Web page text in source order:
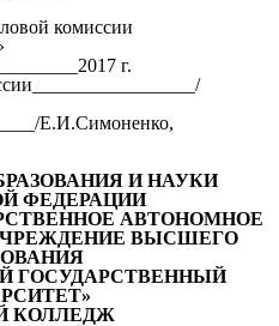
комиссии
г.
Е.И.Симоненко,
И НАУКИ
ФЕДЕРАЦИИ
АВТОНОМНОЕ
ВЫСШЕГО
ГОСУДАРСТВЕННЫЙ
КОЛЛЕДЖ